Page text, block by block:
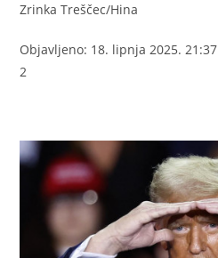
Zrinka Treščec/Hina
Objavljeno: 18. lipnja 2025. 21:37
2